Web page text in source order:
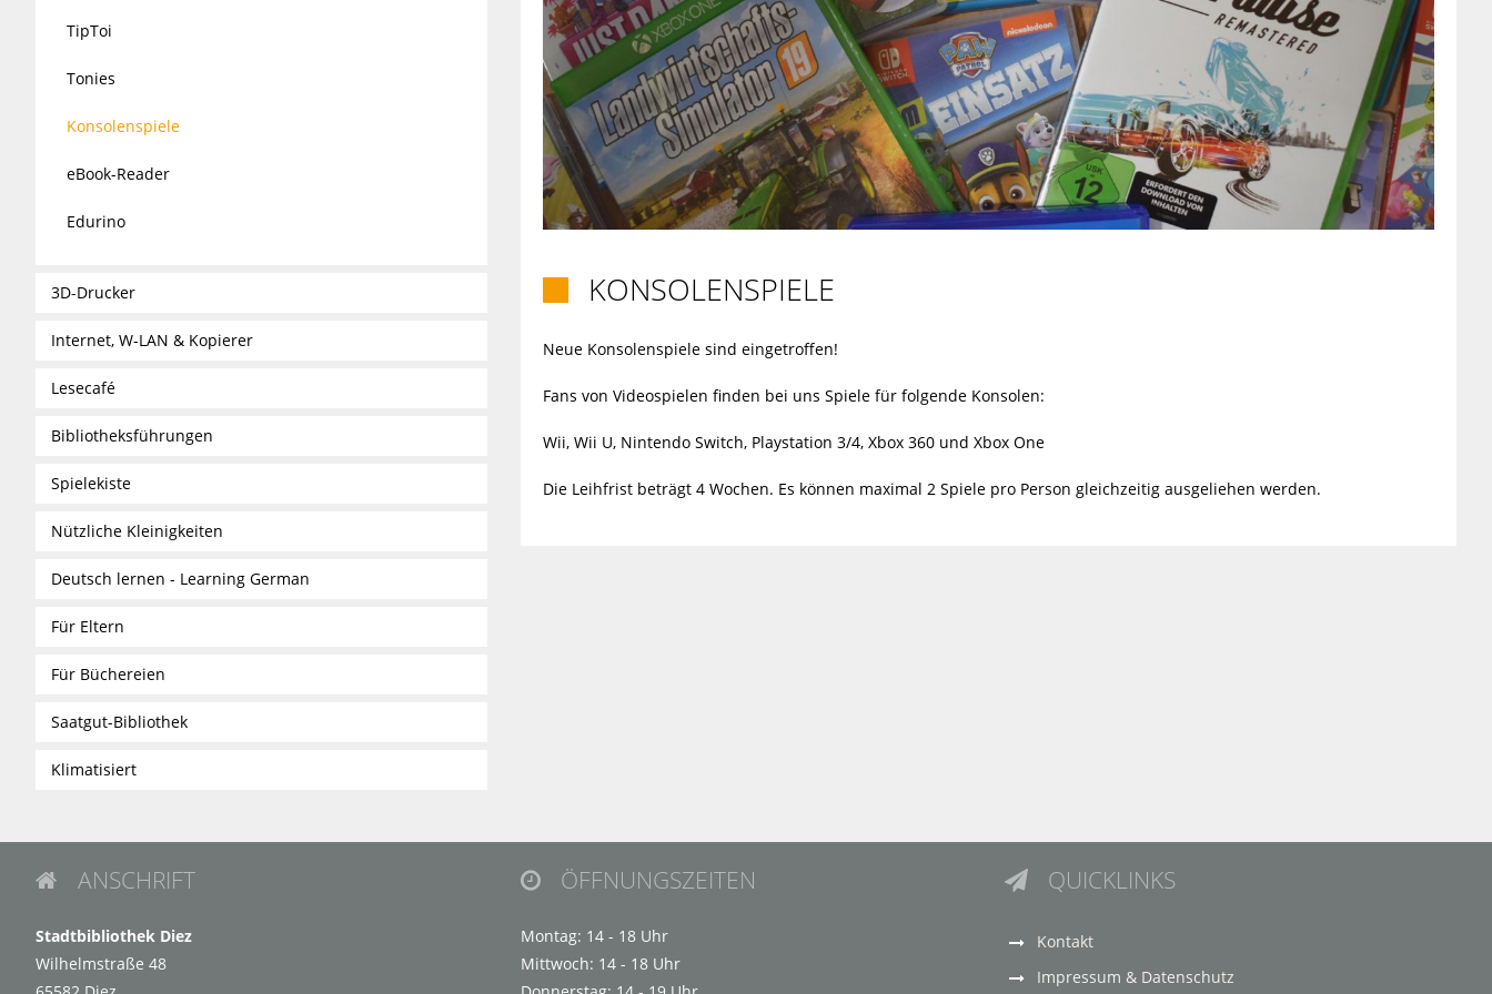
KONSOLENSPIELE
Neue Konsolenspiele sind eingetroffen!
Fans von Videospielen finden bei uns Spiele für folgende Konsolen:
Wii, Wii U, Nintendo Switch, Playstation 3/4, Xbox 360 und Xbox One
Die Leihfrist beträgt 4 Wochen. Es können maximal 2 Spiele pro Person gleichzeitig ausgeliehen werden.
TipToi
Tonies
Konsolenspiele
eBook-Reader
Edurino
3D-Drucker
Internet, W-LAN & Kopierer
Lesecafé
Bibliotheksführungen
Spielekiste
Nützliche Kleinigkeiten
Deutsch lernen - Learning German
Für Eltern
Für Büchereien
Saatgut-Bibliothek
Klimatisiert
 ANSCHRIFT
Stadtbibliothek Diez
Wilhelmstraße 48
 ÖFFNUNGSZEITEN
Montag: 14 - 18 Uhr
Mittwoch: 14 - 18 Uhr
 QUICKLINKS
Kontakt
Impressum & Datenschutz